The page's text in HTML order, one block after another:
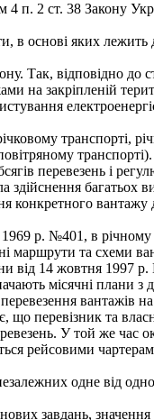
4 п. 2 ст. 38 Закону
в основі яких лежить
Так, відповідно до
на закріпленій
транспорті,
перевезень і
здійснення багатьох
конкретного
p. №401, в річному
маршрути та схеми
від 14 жовтня 1997
місячні плани з
вантажів
перевізник та
У той же час
рейсовими
одне від
завдань, значення